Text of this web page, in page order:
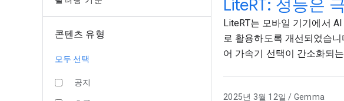
콘텐츠 유형
모두 선택
공지
LiteRT: 성능은
LiteRT는 모바일 기기에서
로 활용하도록 개선되었습
어 가속기 선택이 간소화되
2025년 3월 12일 / Gemma